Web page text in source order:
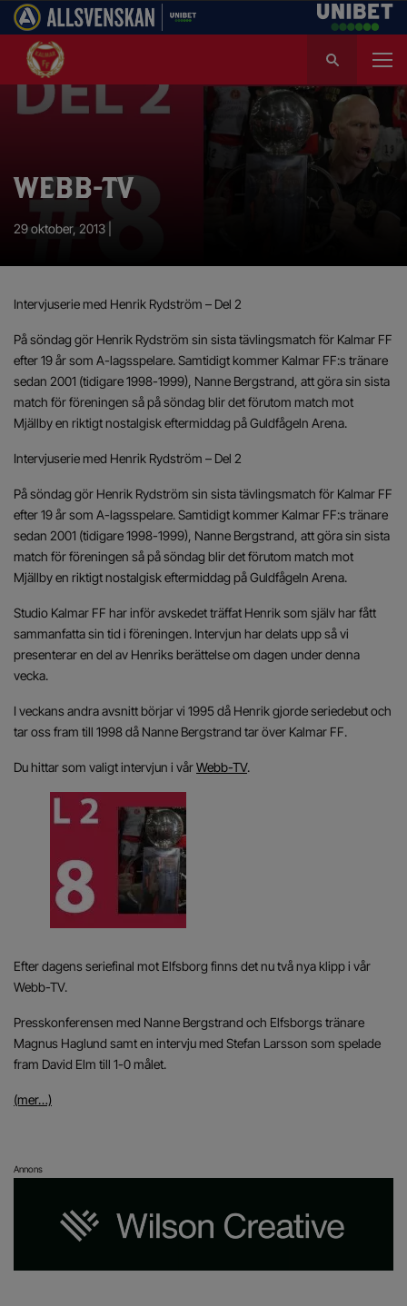
k
f
e
WEBB-TV
29 oktober, 2013 |
Intervjuserie med Henrik Rydström – Del 2
På söndag gör Henrik Rydström sin sista tävlingsmatch för Kalmar FF
efter 19 år som A-lagsspelare. Samtidigt kommer Kalmar FF:s tränare
sedan 2001 (tidigare 1998-1999), Nanne Bergstrand, att göra sin sista
match för föreningen så på söndag blir det förutom match mot
Mjällby en riktigt nostalgisk eftermiddag på Guldfågeln Arena.
Intervjuserie med Henrik Rydström – Del 2
På söndag gör Henrik Rydström sin sista tävlingsmatch för Kalmar FF
efter 19 år som A-lagsspelare. Samtidigt kommer Kalmar FF:s tränare
sedan 2001 (tidigare 1998-1999), Nanne Bergstrand, att göra sin sista
match för föreningen så på söndag blir det förutom match mot
Mjällby en riktigt nostalgisk eftermiddag på Guldfågeln Arena.
Studio Kalmar FF har inför avskedet träffat Henrik som själv har fått
sammanfatta sin tid i föreningen. Intervjun har delats upp så vi
presenterar en del av Henriks berättelse om dagen under denna
vecka.
I veckans andra avsnitt börjar vi 1995 då Henrik gjorde seriedebut och
tar oss fram till 1998 då Nanne Bergstrand tar över Kalmar FF.
Du hittar som valigt intervjun i vårWebb-TV.
Efter dagens seriefinal mot Elfsborg finns det nu två nya klipp i vår
Webb-TV.
Presskonferensen med Nanne Bergstrand och Elfsborgs tränare
Magnus Haglund samt en intervju med Stefan Larsson som spelade
fram David Elm till 1-0 målet.
(mer…)
Annons